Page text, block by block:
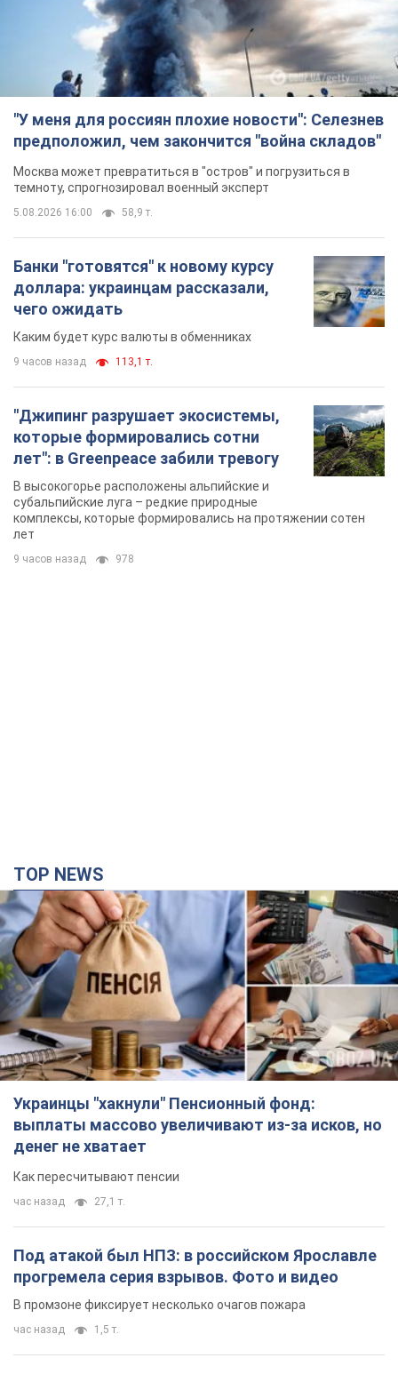
"У меня для россиян плохие новости": Селезнев
предположил, чем закончится "война складов"
Москва может превратиться в "остров" и погрузиться в
темноту, спрогнозировал военный эксперт
5.08.2026 16:00 58,9 т.
Банки "готовятся" к новому курсу
доллара: украинцам рассказали,
чего ожидать
Каким будет курс валюты в обменниках
9 часов назад 113,1 т.
"Джипинг разрушает экосистемы,
которые формировались сотни
лет": в Greenpeace забили тревогу
В высокогорье расположены альпийские и
субальпийские луга – редкие природные
комплексы, которые формировались на протяжении сотен
лет
9 часов назад 978
TOP NEWS
Украинцы "хакнули" Пенсионный фонд:
выплаты массово увеличивают из-за исков, но
денег не хватает
Как пересчитывают пенсии
час назад 27,1 т.
Под атакой был НПЗ: в российском Ярославле
прогремела серия взрывов. Фото и видео
В промзоне фиксирует несколько очагов пожара
час назад 1,5 т.